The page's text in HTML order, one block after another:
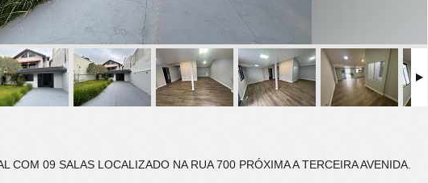
COM 09 SALAS LOCALIZADO NA RUA 700 PRÓXIMA A TERCEIRA AVENIDA.